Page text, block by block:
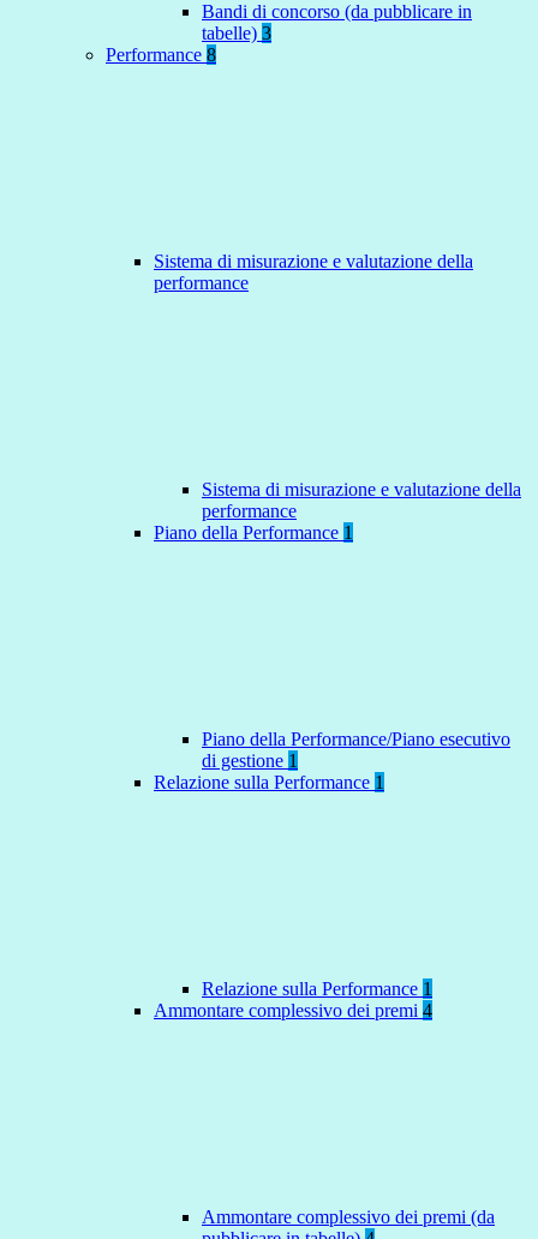
Bandi di concorso (da pubblicare in
tabelle) 3
Performance 8
Sistema di misurazione e valutazione della
performance
Sistema di misurazione e valutazione della
performance
Piano della Performance 1
Piano della Performance/Piano esecutivo
di gestione 1
Relazione sulla Performance 1
Relazione sulla Performance 1
Ammontare complessivo dei premi 4
Ammontare complessivo dei premi (da